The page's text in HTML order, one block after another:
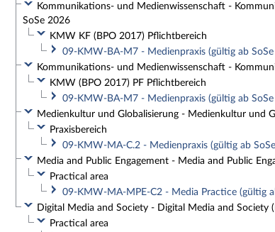
Kommunikations- und Medienwissenschaft -
SoSe 2026
KMW KF (BPO 2017) Pflichtbereich
09-KMW-BA-M7 - Medienpraxis (gültig ab
Kommunikations- und Medienwissenschaft -
KMW (BPO 2017) PF Pflichtbereich
09-KMW-BA-M7 - Medienpraxis (gültig ab
Medienkultur und Globalisierung - Medienkultur und
Praxisbereich
09-KMW-MA-C.2 - Medienpraxis (gültig ab
Media and Public Engagement - Media and Public
Practical area
09-KMW-MA-MPE-C2 - Media Practice (gültig
Digital Media and Society - Digital Media and
Practical area